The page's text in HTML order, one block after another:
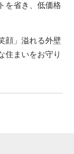
を省き、低価格
顔」溢れる外壁
住まいをお守り